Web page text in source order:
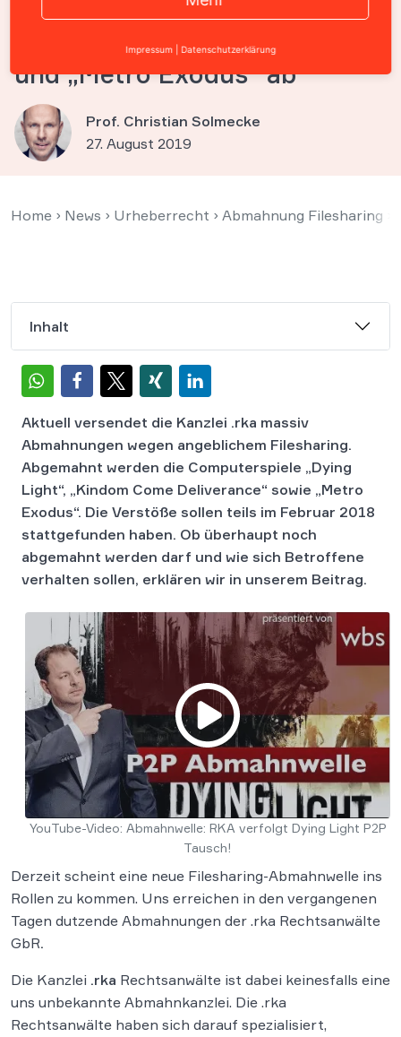
.rka mahnt „Dying Light“,
„Kingdom Come Deliverance“
und „Metro Exodus“ ab
Prof. Christian Solmecke
27. August 2019
Home › News › Urheberrecht › Abmahnung Filesharing
Inhalt
Aktuell versendet die Kanzlei .rka massiv
Abmahnungen wegen angeblichem Filesharing.
Abgemahnt werden die Computerspiele „Dying
Light“, „Kindom Come Deliverance“ sowie „Metro
Exodus“. Die Verstöße sollen teils im Februar 2018
stattgefunden haben. Ob überhaupt noch
abgemahnt werden darf und wie sich Betroffene
verhalten sollen, erklären wir in unserem Beitrag.
YouTube-Video: Abmahnwelle: RKA verfolgt Dying Light P2P
Tausch!
Derzeit scheint eine neue Filesharing-Abmahnwelle ins
Rollen zu kommen. Uns erreichen in den vergangenen
Tagen dutzende Abmahnungen der .rka Rechtsanwälte
GbR.
Die Kanzlei .rka Rechtsanwälte ist dabei keinesfalls eine
uns unbekannte Abmahnkanzlei. Die .rka
Rechtsanwälte haben sich darauf spezialisiert,
Impressum Datenschutzerklärung